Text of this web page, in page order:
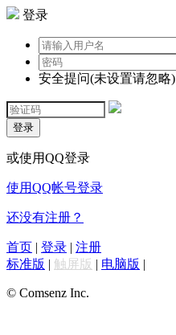
登录
安全提问(未设置请忽略)
登录
或使用QQ登录
使用QQ帐号登录
还没有注册？
首页 | 登录 | 注册
标准版 | 触屏版 | 电脑版 |
© Comsenz Inc.